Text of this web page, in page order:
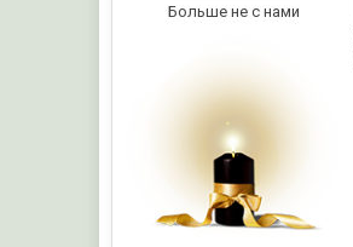
Больше не с нами